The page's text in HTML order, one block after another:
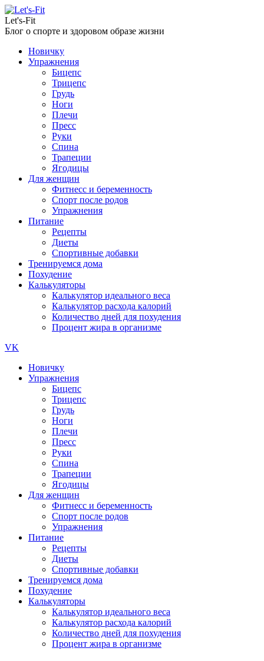
Let's-Fit
Блог о спорте и здоровом образе жизни
Новичку
Упражнения
Бицепс
Трицепс
Грудь
Ноги
Плечи
Пресс
Руки
Спина
Трапеции
Ягодицы
Для женщин
Фитнесс и беременность
Спорт после родов
Упражнения
Питание
Рецепты
Диеты
Спортивные добавки
Тренируемся дома
Похудение
Калькуляторы
Калькулятор идеального веса
Калькулятор расхода калорий
Количество дней для похудения
Процент жира в организме
VK
Новичку
Упражнения
Бицепс
Трицепс
Грудь
Ноги
Плечи
Пресс
Руки
Спина
Трапеции
Ягодицы
Для женщин
Фитнесс и беременность
Спорт после родов
Упражнения
Питание
Рецепты
Диеты
Спортивные добавки
Тренируемся дома
Похудение
Калькуляторы
Калькулятор идеального веса
Калькулятор расхода калорий
Количество дней для похудения
Процент жира в организме